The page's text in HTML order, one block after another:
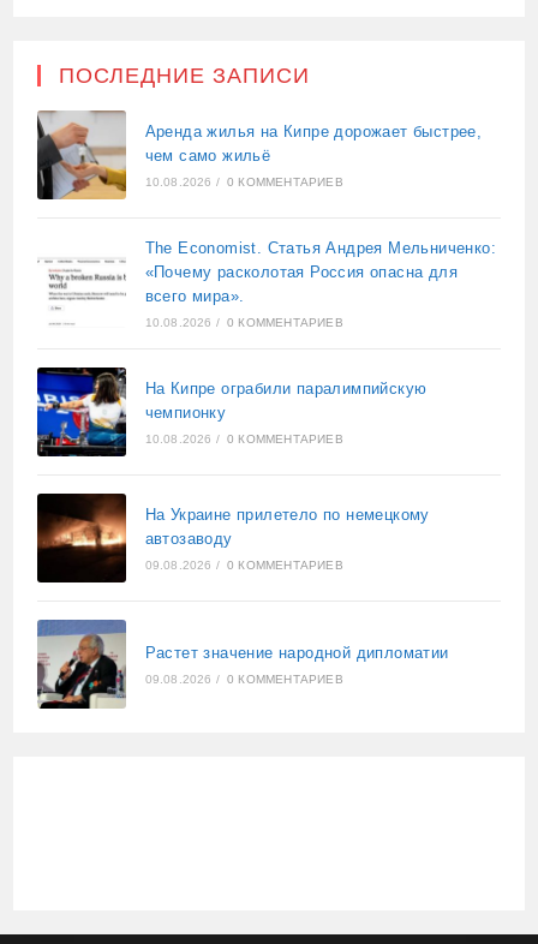
ПОСЛЕДНИЕ ЗАПИСИ
Аренда жилья на Кипре дорожает быстрее,
чем само жильё
10.08.2026 / 0 КОММЕНТАРИЕВ
The Economist. Статья Андрея Мельниченко:
«Почему расколотая Россия опасна для
всего мира».
10.08.2026 / 0 КОММЕНТАРИЕВ
На Кипре ограбили паралимпийскую
чемпионку
10.08.2026 / 0 КОММЕНТАРИЕВ
На Украине прилетело по немецкому
автозаводу
09.08.2026 / 0 КОММЕНТАРИЕВ
Растет значение народной дипломатии
09.08.2026 / 0 КОММЕНТАРИЕВ